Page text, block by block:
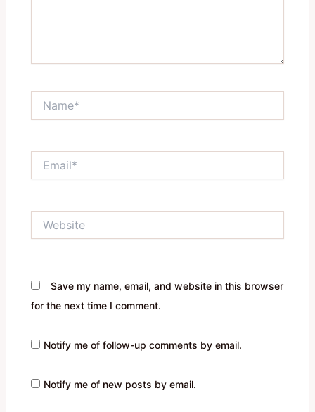
Save my name, email, and website in this browser
for the next time I comment.
Notify me of follow-up comments by email.
Notify me of new posts by email.